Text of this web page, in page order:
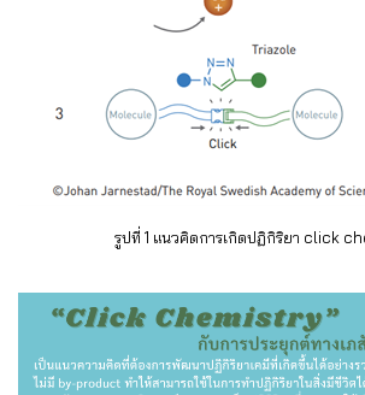
รูปที่ 1 แนวคิดการเกิดปฏิกิริยา click